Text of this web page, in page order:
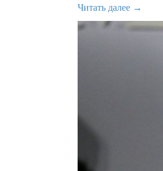
Читать далее →